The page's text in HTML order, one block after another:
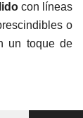
con líneas
o
un toque de